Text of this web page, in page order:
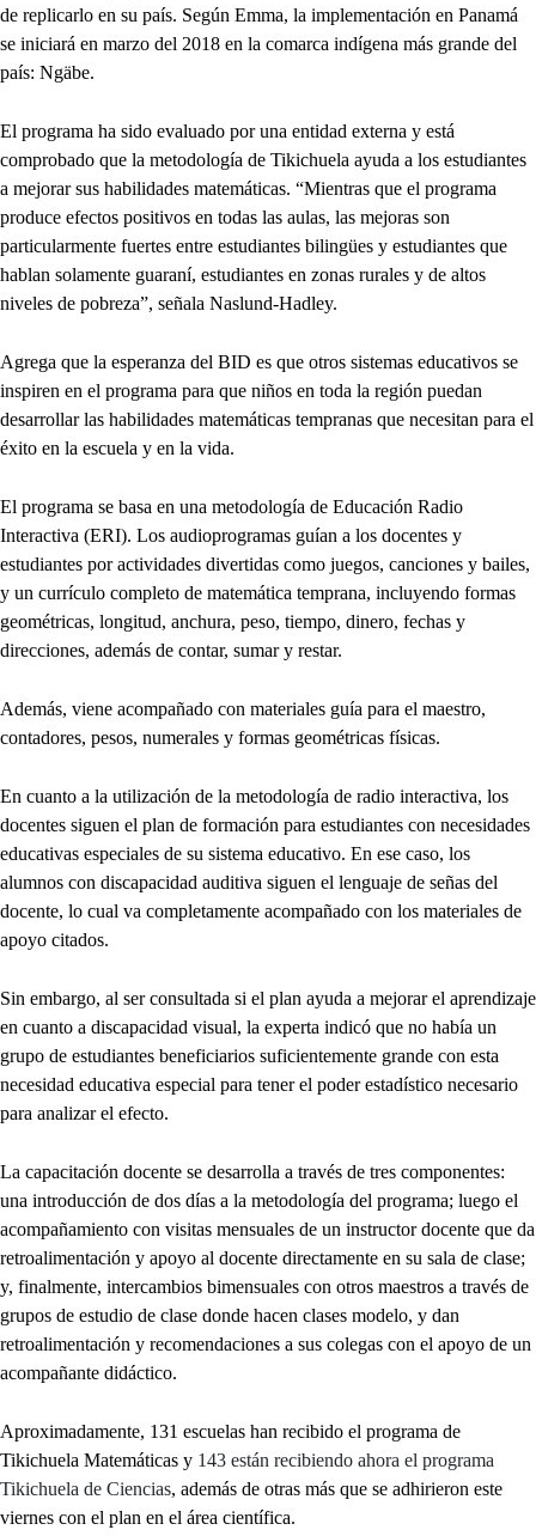
de replicarlo en su país. Según Emma, la implementación en Panamá
se iniciará en marzo del 2018 en la comarca indígena más grande del
país: Ngäbe.
El programa ha sido evaluado por una entidad externa y está
comprobado que la metodología de Tikichuela ayuda a los estudiantes
a mejorar sus habilidades matemáticas. “Mientras que el programa
produce efectos positivos en todas las aulas, las mejoras son
particularmente fuertes entre estudiantes bilingües y estudiantes que
hablan solamente guaraní, estudiantes en zonas rurales y de altos
niveles de pobreza”, señala Naslund-Hadley.
Agrega que la esperanza del BID es que otros sistemas educativos se
inspiren en el programa para que niños en toda la región puedan
desarrollar las habilidades matemáticas tempranas que necesitan para el
éxito en la escuela y en la vida.
El programa se basa en una metodología de Educación Radio
Interactiva (ERI). Los audioprogramas guían a los docentes y
estudiantes por actividades divertidas como juegos, canciones y bailes,
y un currículo completo de matemática temprana, incluyendo formas
geométricas, longitud, anchura, peso, tiempo, dinero, fechas y
direcciones, además de contar, sumar y restar.
Además, viene acompañado con materiales guía para el maestro,
contadores, pesos, numerales y formas geométricas físicas.
En cuanto a la utilización de la metodología de radio interactiva, los
docentes siguen el plan de formación para estudiantes con necesidades
educativas especiales de su sistema educativo. En ese caso, los
alumnos con discapacidad auditiva siguen el lenguaje de señas del
docente, lo cual va completamente acompañado con los materiales de
apoyo citados.
Sin embargo, al ser consultada si el plan ayuda a mejorar el aprendizaje
en cuanto a discapacidad visual, la experta indicó que no había un
grupo de estudiantes beneficiarios suficientemente grande con esta
necesidad educativa especial para tener el poder estadístico necesario
para analizar el efecto.
La capacitación docente se desarrolla a través de tres componentes:
una introducción de dos días a la metodología del programa; luego el
acompañamiento con visitas mensuales de un instructor docente que da
retroalimentación y apoyo al docente directamente en su sala de clase;
y, finalmente, intercambios bimensuales con otros maestros a través de
grupos de estudio de clase donde hacen clases modelo, y dan
retroalimentación y recomendaciones a sus colegas con el apoyo de un
acompañante didáctico.
Aproximadamente, 131 escuelas han recibido el programa de
Tikichuela Matemáticas y 143 están recibiendo ahora el programa
Tikichuela de Ciencias, además de otras más que se adhirieron este
viernes con el plan en el área científica.